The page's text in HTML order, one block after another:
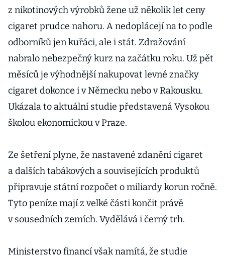
z nikotinových výrobků žene už několik let ceny
cigaret prudce nahoru. A nedoplácejí na to podle
odborníků jen kuřáci, ale i stát. Zdražování
nabralo nebezpečný kurz na začátku roku. Už pět
měsíců je výhodnější nakupovat levné značky
cigaret dokonce i v Německu nebo v Rakousku.
Ukázala to aktuální studie představená Vysokou
školou ekonomickou v Praze.
Ze šetření plyne, že nastavené zdanění cigaret
a dalších tabákových a souvisejících produktů
připravuje státní rozpočet o miliardy korun ročně.
Tyto peníze mají z velké části končit právě
v sousedních zemích. Vydělává i černý trh.
Ministerstvo financí však namítá, že studie